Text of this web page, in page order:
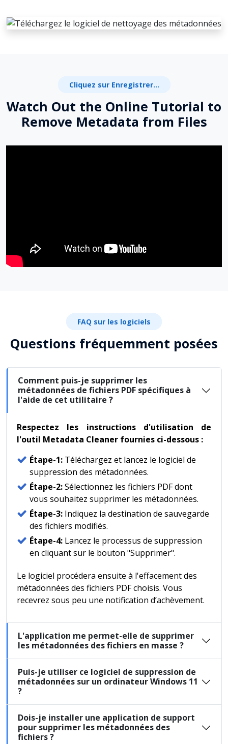
Cliquez sur Enregistrer...
Watch Out the Online Tutorial to
Remove Metadata from Files
FAQ sur les logiciels
Questions fréquemment posées
Comment puis-je supprimer les
métadonnées de fichiers PDF spécifiques à
l'aide de cet utilitaire ?
Respectez les instructions d'utilisation de
l'outil Metadata Cleaner fournies ci-dessous :
Étape-1: Téléchargez et lancez le logiciel de
suppression des métadonnées.
Étape-2:Sélectionnez les fichiers PDF dont
vous souhaitez supprimer les métadonnées.
Étape-3: Indiquez la destination de sauvegarde
des fichiers modifiés.
Étape-4: Lancez le processus de suppression
en cliquant sur le bouton "Supprimer".
Le logiciel procédera ensuite à l'effacement des
métadonnées des fichiers PDF choisis. Vous
recevrez sous peu une notification d’achèvement.
L'application me permet-elle de supprimer
les métadonnées des fichiers en masse ?
Puis-je utiliser ce logiciel de suppression de
métadonnées sur un ordinateur Windows 11
?
Dois-je installer une application de support
pour supprimer les métadonnées des
fichiers ?